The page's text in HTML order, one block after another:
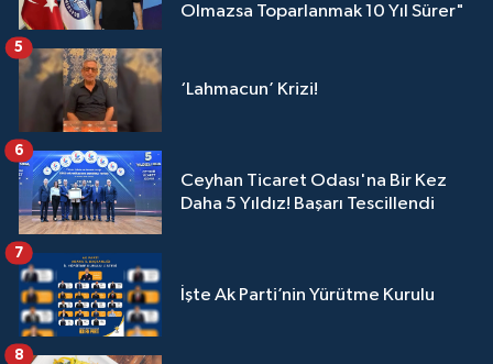
Olmazsa Toparlanmak 10 Yıl Sürer"
‘Lahmacun’ Krizi!
5
Ceyhan Ticaret Odası'na Bir Kez
Daha 5 Yıldız! Başarı Tescillendi
6
İşte Ak Parti’nin Yürütme Kurulu
7
8